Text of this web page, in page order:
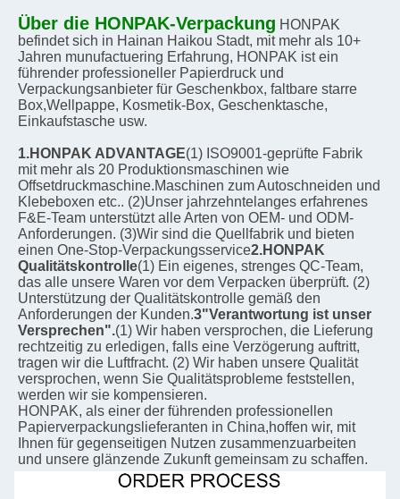
Über die HONPAK-Verpackung HONPAK
befindet sich in Hainan Haikou Stadt, mit mehr als 10+
Jahren munufactuering Erfahrung, HONPAK ist ein
führender professioneller Papierdruck und
Verpackungsanbieter für Geschenkbox, faltbare starre
Box,Wellpappe, Kosmetik-Box, Geschenktasche,
Einkaufstasche usw.
1.HONPAK ADVANTAGE(1) ISO9001-geprüfte Fabrik
mit mehr als 20 Produktionsmaschinen wie
Offsetdruckmaschine.Maschinen zum Autoschneiden und
Klebeboxen etc.. (2)Unser jahrzehntelanges erfahrenes
F&E-Team unterstützt alle Arten von OEM- und ODM-
Anforderungen. (3)Wir sind die Quellfabrik und bieten
einen One-Stop-Verpackungsservice2.HONPAK
Qualitätskontrolle(1) Ein eigenes, strenges QC-Team,
das alle unsere Waren vor dem Verpacken überprüft. (2)
Unterstützung der Qualitätskontrolle gemäß den
Anforderungen der Kunden.3"Verantwortung ist unser
Versprechen".(1) Wir haben versprochen, die Lieferung
rechtzeitig zu erledigen, falls eine Verzögerung auftritt,
tragen wir die Luftfracht. (2) Wir haben unsere Qualität
versprochen, wenn Sie Qualitätsprobleme feststellen,
werden wir sie kompensieren.
HONPAK, als einer der führenden professionellen
Papierverpackungslieferanten in China,hoffen wir, mit
Ihnen für gegenseitigen Nutzen zusammenzuarbeiten
und unsere glänzende Zukunft gemeinsam zu schaffen.